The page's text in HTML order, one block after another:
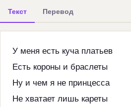
Текст Перевод
У меня есть куча платьев
Есть короны и браслеты
Ну и чем я не принцесса
Не хватает лишь кареты